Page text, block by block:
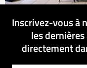
Inscrivez-vous à
les
directement